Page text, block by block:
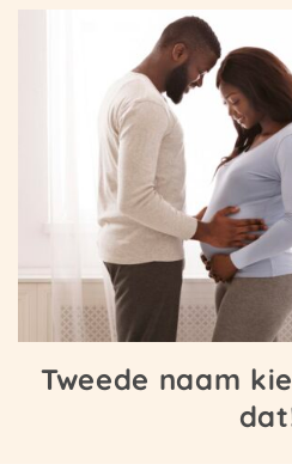
Tweede naam